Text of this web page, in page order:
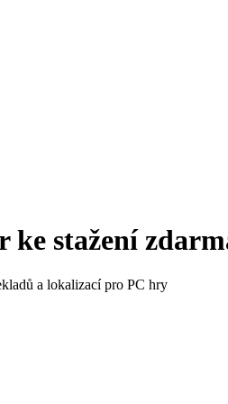
ke stažení
a lokalizací pro PC hry